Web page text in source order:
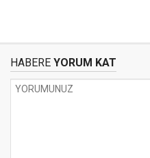
HABERE YORUM KAT